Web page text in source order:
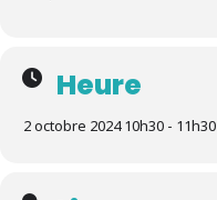
Heure
2 octobre 2024 10h30 - 11h30